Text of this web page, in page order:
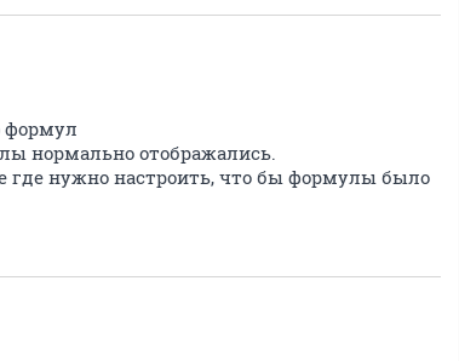
формул
нормально отображались.
где нужно настроить, что бы формулы было